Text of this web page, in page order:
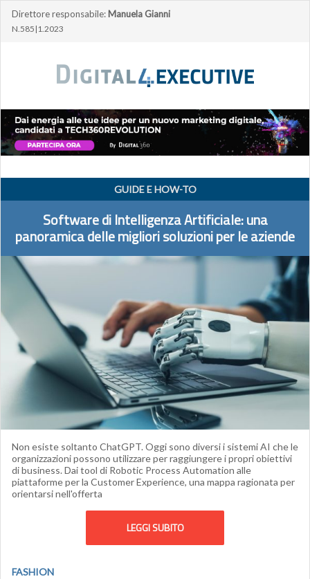
Direttore responsabile: Manuela Gianni
N.585|1.2023
GUIDE E HOW-TO
Software di Intelligenza Artificiale: una
panoramica delle migliori soluzioni per le aziende
Non esiste soltanto ChatGPT. Oggi sono diversi i sistemi AI che le
organizzazioni possono utilizzare per raggiungere i propri obiettivi
di business. Dai tool di Robotic Process Automation alle
piattaforme per la Customer Experience, una mappa ragionata per
orientarsi nell'offerta
LEGGI SUBITO
FASHION